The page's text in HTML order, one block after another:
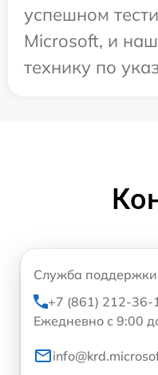
успешном
Microsoft, и
технику по
Служба поддержки
+7 (861) 212-36-
Ежедневно с 9:00